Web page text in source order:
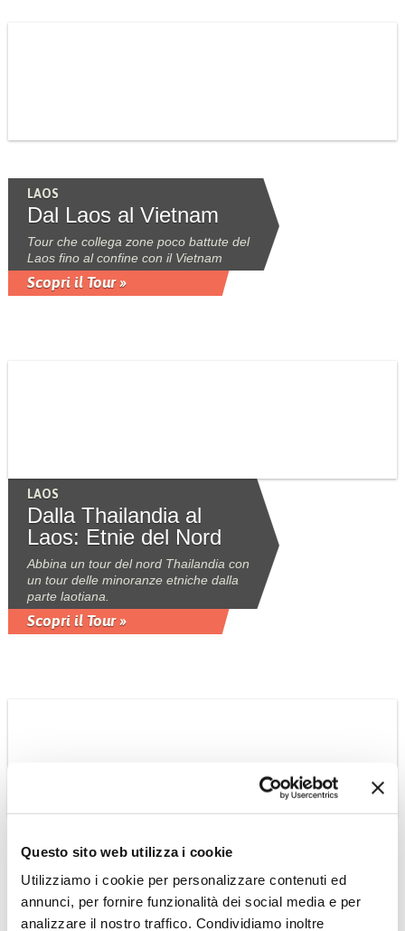
Questo sito web utilizza i cookie
Utilizziamo i cookie per personalizzare contenuti ed
annunci, per fornire funzionalità dei social media e per
analizzare il nostro traffico. Condividiamo inoltre
LAOS
Dal Laos al Vietnam
Tour che collega zone poco battute del
Laos fino al confine con il Vietnam
Scopri il Tour »
LAOS
Dalla Thailandia al
Laos: Etnie del Nord
Abbina un tour del nord Thailandia con
un tour delle minoranze etniche dalla
parte laotiana.
Scopri il Tour »
Dalla Thailandia al
Laos: Mekong tour
Abbina un tour del nord Thailandia con
proseguimento in barca sul fiume per